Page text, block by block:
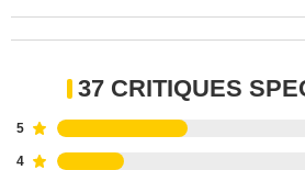
37 CRITIQUES
5
4